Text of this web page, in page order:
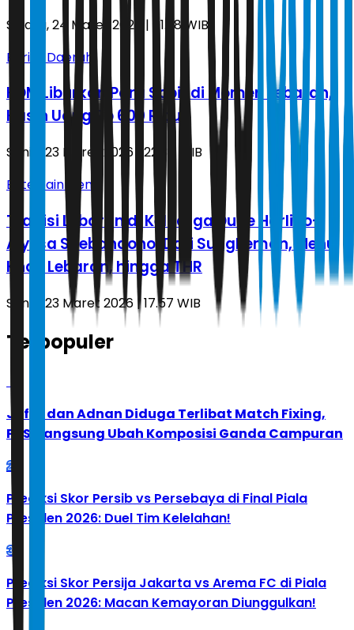
Selasa, 24 Maret 2026 | 01.38 WIB
Berita Daerah
KDM Liburkan Para Sopir di Momen Lebaran,
Kasih Uang Rp 600 Ribu
Senin, 23 Maret 2026 | 22.37 WIB
Entertainment
Tradisi Lebaran di Keluarga Dude Harlino-
Alyssa Soebandono: Dari Sungkeman, Menu
Khas Lebaran, hingga THR
Senin, 23 Maret 2026 | 17.57 WIB
Terpopuler
Jafar dan Adnan Diduga Terlibat Match Fixing,
PBSI Langsung Ubah Komposisi Ganda Campuran
2
Prediksi Skor Persib vs Persebaya di Final Piala
Presiden 2026: Duel Tim Kelelahan!
3
Prediksi Skor Persija Jakarta vs Arema FC di Piala
Presiden 2026: Macan Kemayoran Diunggulkan!